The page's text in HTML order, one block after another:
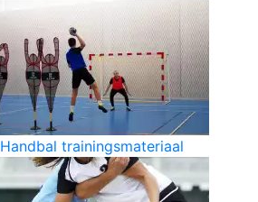
Handbal trainingsmateriaal